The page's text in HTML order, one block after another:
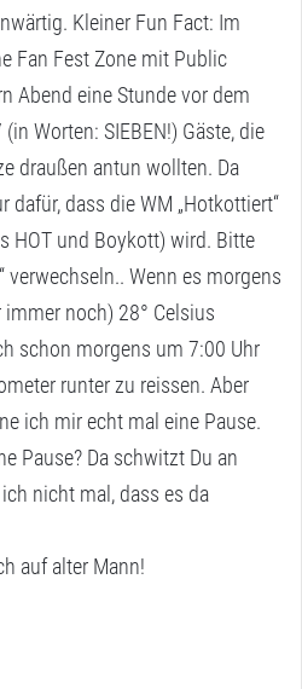
Kleiner Fun Fact: Im
Fan Fest Zone mit Public
Abend eine Stunde vor dem
Worten: SIEBEN!) Gäste, die
draußen antun wollten. Da
dafür, dass die WM „Hotkottiert“
HOT und Boykott) wird. Bitte
verwechseln.. Wenn es morgens
noch) 28° Celsius
schon morgens um 7:00 Uhr
runter zu reissen. Aber
ich mir echt mal eine Pause.
Pause? Da schwitzt Du an
nicht mal, dass es da
auf alter Mann!